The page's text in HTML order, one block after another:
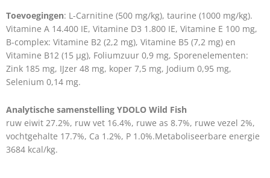
Toevoegingen: L-Carnitine (500 mg/kg), taurine (1000 mg/kg).
Vitamine A 14.400 IE, Vitamine D3 1.800 IE, Vitamine E 100 mg,
B-complex: Vitamine B2 (2,2 mg), Vitamine B5 (7,2 mg) en
Vitamine B12 (15 µg), Foliumzuur 0,9 mg, Sporenelementen:
Zink 185 mg, IJzer 48 mg, koper 7,5 mg, Jodium 0,95 mg,
Selenium 0,14 mg.
Analytische samenstelling YDOLO Wild Fish
ruw eiwit 27.2%, ruw vet 16.4%, ruwe as 8.7%, ruwe vezel 2%,
vochtgehalte 17.7%, Ca 1.2%, P 1.0%.Metaboliseerbare energie
3684 kcal/kg.